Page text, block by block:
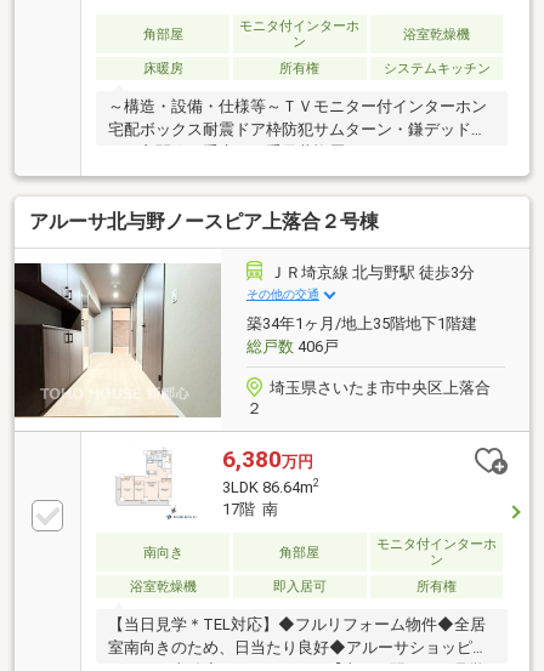
角部屋
モニタ付インターホ
ン
浴室乾燥機
床暖房 所有権 システムキッチン
～構造・設備・仕様等～ＴＶモニター付インターホン
宅配ボックス耐震ドア枠防犯サムターン・鎌デッドボ
ス 窓の一部を除く）24時間低風量換気システム追焚
機能付給湯器フルオートバス浴室換気乾燥機ＴＥＳ式
床暖房（ＬＤ）カウンターキッチン（浄水器付）～交
通アクセス～・東京メトロ日比谷線・東西線「茅場
町」駅 徒歩2分・都営浅草線・東京メトロ銀座線・
東西線「日本橋」駅 徒歩3分・東京メトロ銀座線・
半蔵門線「三越前」駅 徒歩7分・JR山手線「東京」
駅 徒歩12分
アルーサ北与野ノースピア上落合２号棟
ＪＲ埼京線 北与野駅 徒歩3分
その他の交通
築34年1ヶ月/地上35階地下1階建
総戸数406戸
埼玉県さいたま市中央区上落合
２
6,380万円
3LDK 86.64m2
17階 南
南向き 角部屋
モニタ付インターホ
ン
浴室乾燥機
即入居可 所有権
【当日見学＊TEL対応】◆フルリフォーム物件◆全居
室南向きのため、日当たり良好◆アルーサショッピン